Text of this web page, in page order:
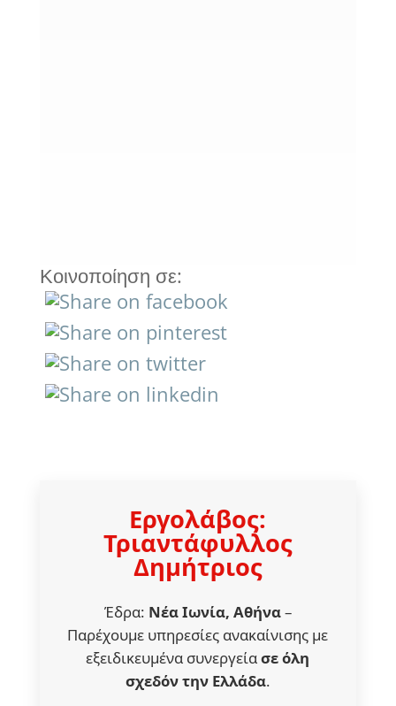
Κοινοποίηση σε:
Εργολάβος:
Τριαντάφυλλος
Δημήτριος
Έδρα: Νέα Ιωνία, Αθήνα–
Παρέχουμε υπηρεσίες ανακαίνισης με
εξειδικευμένα συνεργείασε όλη
σχεδόν την Ελλάδα.